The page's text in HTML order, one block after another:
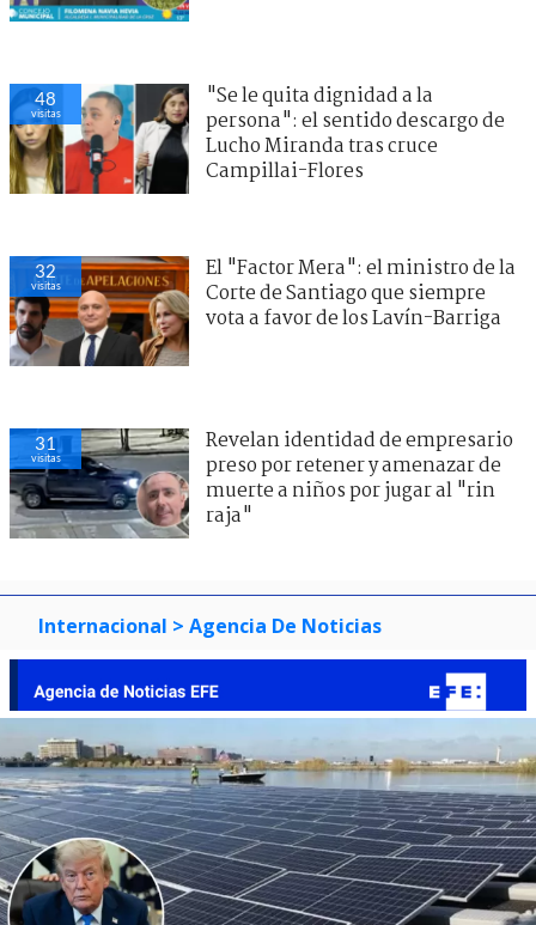
48
visitas
"Se le quita dignidad a la
persona": el sentido descargo de
Lucho Miranda tras cruce
Campillai-Flores
32
visitas
El "Factor Mera": el ministro de la
Corte de Santiago que siempre
vota a favor de los Lavín-Barriga
31
visitas
Revelan identidad de empresario
preso por retener y amenazar de
muerte a niños por jugar al "rin
raja"
Internacional > Agencia De Noticias